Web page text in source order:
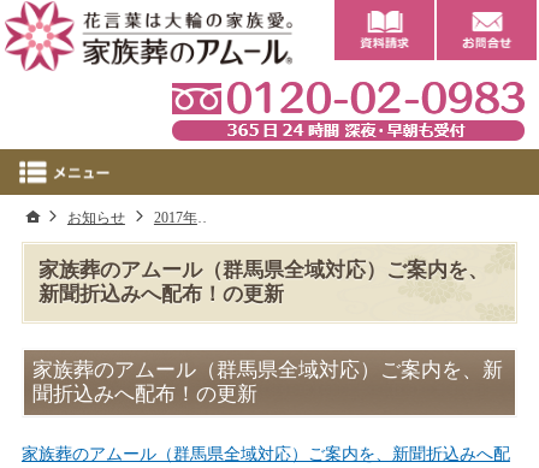
家族葬のアムール（群馬県全域対応）ご案内を、
新聞折込みへ配布！の更新
家族葬のアムール（群馬県全域対応）ご案内を、新
聞折込みへ配布！の更新
家族葬のアムール（群馬県全域対応）ご案内を、新聞折込みへ配
ホーム
お知らせ 2017年